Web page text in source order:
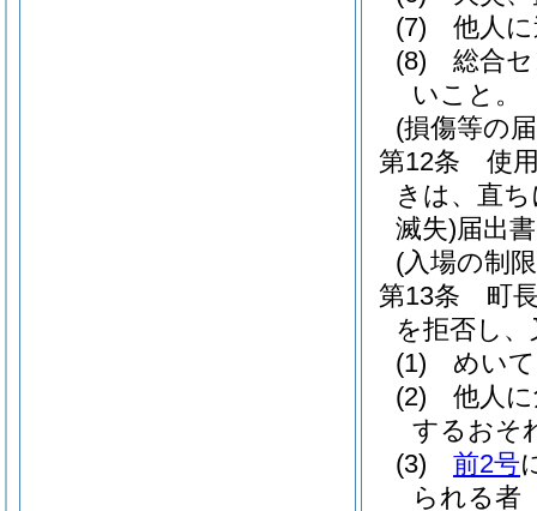
(7)
他人
(8)
総合
いこと。
(損傷等の
第12条
使
きは、直
滅失)届出書
(入場の制
第13条
町
を拒否し
(1)
めい
(2)
他人
するおそ
(3)
前2号
られる者